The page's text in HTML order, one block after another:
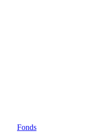
Fonds